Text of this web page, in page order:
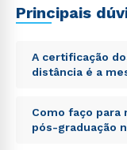
Principais
A certificação
distância é a
Sed ut
voluptatem
totam rem
Como faço para
pós-graduação
autorizo que
envio de